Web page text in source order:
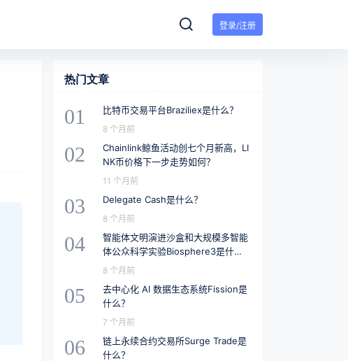
登录/注册
热门文章
01 比特币交易平台Braziliex是什么？
8 个月前
02
Chainlink鲸鱼活动创七个月新高，LI
NK币价格下一步走势如何？
11 个月前
03 Delegate Cash是什么？
8 个月前
04
智能体文明演进沙盒和大规模多智能
体公众科学实验Biosphere3是什
么？
8 个月前
05
去中心化 AI 数据生态系统Fission是
什么？
7 个月前
06
链上永续合约交易所Surge Trade是
什么？